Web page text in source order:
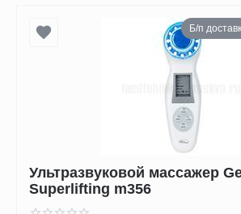
Б/п
Ультразвуковой массажер
Superlifting m356